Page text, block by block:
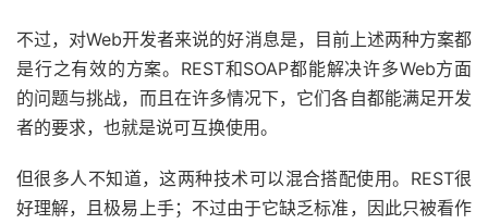
不过，对Web开发者来说的好消息是，目前上述两种方案都
是行之有效的方案。REST和SOAP都能解决许多Web方面
的问题与挑战，而且在许多情况下，它们各自都能满足开发
者的要求，也就是说可互换使用。
但很多人不知道，这两种技术可以混合搭配使用。REST很
好理解，且极易上手；不过由于它缺乏标准，因此只被看作